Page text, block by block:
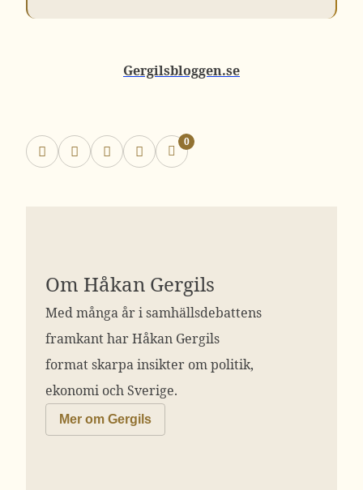
Gergilsbloggen.se
0
Om Håkan Gergils
Med många år i samhällsdebattens
framkant har Håkan Gergils
format skarpa insikter om politik,
ekonomi och Sverige.
Mer om Gergils